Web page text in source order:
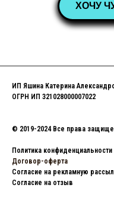
ХОЧУ
ИП Яшина Катерина
ОГРН ИП 321028000007022
© 2019-2024 Все права
Политика конфиденциальности
Договор-оферта
Согласие на рекламную
Согласие на отзыв